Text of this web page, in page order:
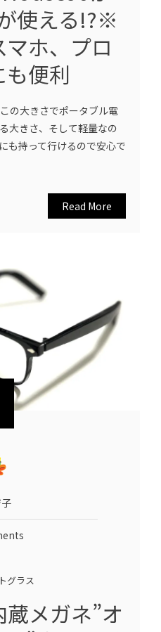
使える!?※
ホ、プロ
も便利
の大きさでポータブル電
大きさ、そして軽量なの
も持って行けるので安心で
Read More
グラス
メガネ”オ